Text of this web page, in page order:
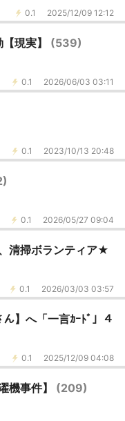
0.1 2025/12/09 12:12
現実】 (539)
0.1 2026/06/03 03:11
0.1 2023/10/13 20:48
0.1 2026/05/27 09:04
清掃ボランティア★
0.1 2026/03/03 03:57
】へ「一言ｶｰﾄﾞ」４
0.1 2025/12/09 04:08
機事件】 (209)